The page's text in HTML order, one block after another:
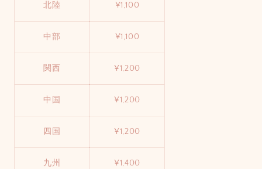
北陸 ¥1,100
中部 ¥1,100
関西 ¥1,200
中国 ¥1,200
四国 ¥1,200
九州 ¥1,400